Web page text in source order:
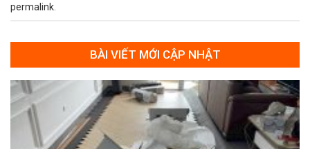
permalink
BÀI VIẾT MỚI CẬP NHẬT